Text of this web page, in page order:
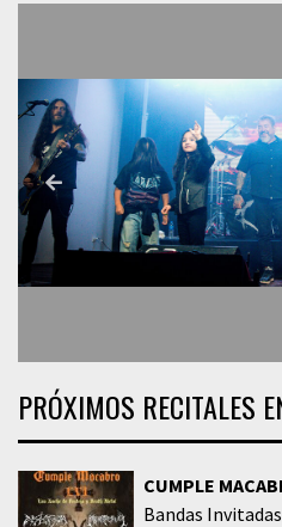
PRÓXIMOS RECITALES
CUMPLE
Bandas